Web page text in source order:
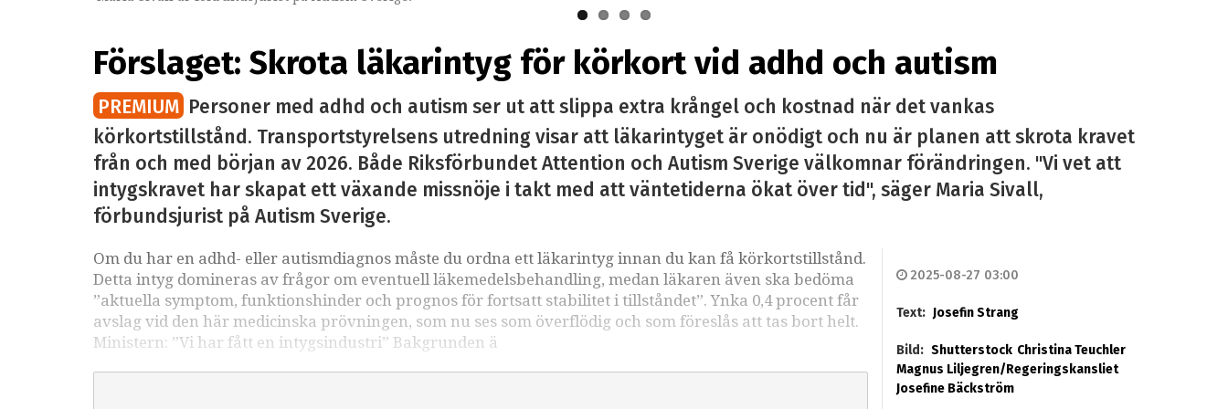
Förslaget: Skrota läkarintyg för körkort vid adhd och autism
PREMIUM Personer med adhd och autism ser ut att slippa extra krångel och kostnad när det vankas
körkortstillstånd. Transportstyrelsens utredning visar att läkarintyget är onödigt och nu är planen att skrota kravet
från och med början av 2026. Både Riksförbundet Attention och Autism Sverige välkomnar förändringen. "Vi vet att
intygskravet har skapat ett växande missnöje i takt med att väntetiderna ökat över tid", säger Maria Sivall,
förbundsjurist på Autism Sverige.
Om du har en adhd- eller autismdiagnos måste du ordna ett läkarintyg innan du kan få körkortstillstånd.
Detta intyg domineras av frågor om eventuell läkemedelsbehandling, medan läkaren även ska bedöma
”aktuella symptom, funktionshinder och prognos för fortsatt stabilitet i tillståndet”. Ynka 0,4 procent får
avslag vid den här medicinska prövningen, som nu ses som överflödig och som föreslås att tas bort helt.
Ministern: ”Vi har fått en intygsindustri” Bakgrunden ä
2025-08-27 03:00
Text: Josefin Strang
Bild: Shutterstock Christina Teuchler
Magnus Liljegren/Regeringskansliet
Josefine Bäckström